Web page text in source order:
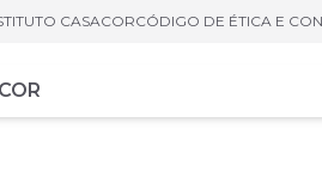
CASACORCÓDIGO DE ÉTICA E